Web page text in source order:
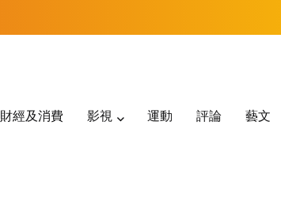
財經及消費 影視 運動 評論 藝文